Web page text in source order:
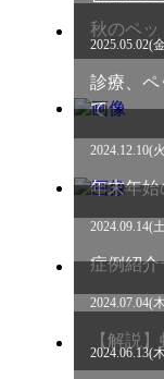
秋のペッ
2025.05.02(
診療、ペ
て
2024.12.10(
年末年始
2024.09.14(
症例紹介
2024.07.04(
【解説